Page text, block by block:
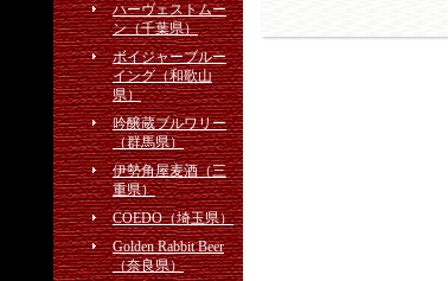
ハーヴェストムー
ン（千葉県）
ボイジャーブルー
イング（和歌山
県）
吟醸蔵ブルワリー
（群馬県）
伊勢角屋麦酒（三
重県）
COEDO（埼玉県）
Golden Rabbit Beer
（奈良県）